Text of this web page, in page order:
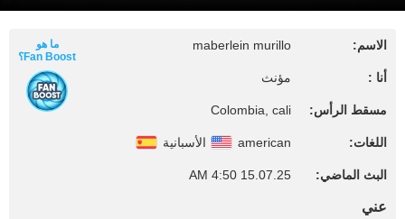
الاسم: maberlein murillo
أنا : مؤنث
مسقط الرأس: Colombia, cali
اللغات: american الأسبانية
البث الماضي: 15.07.25 4:50 AM
ما هو
Fan Boost؟
عني